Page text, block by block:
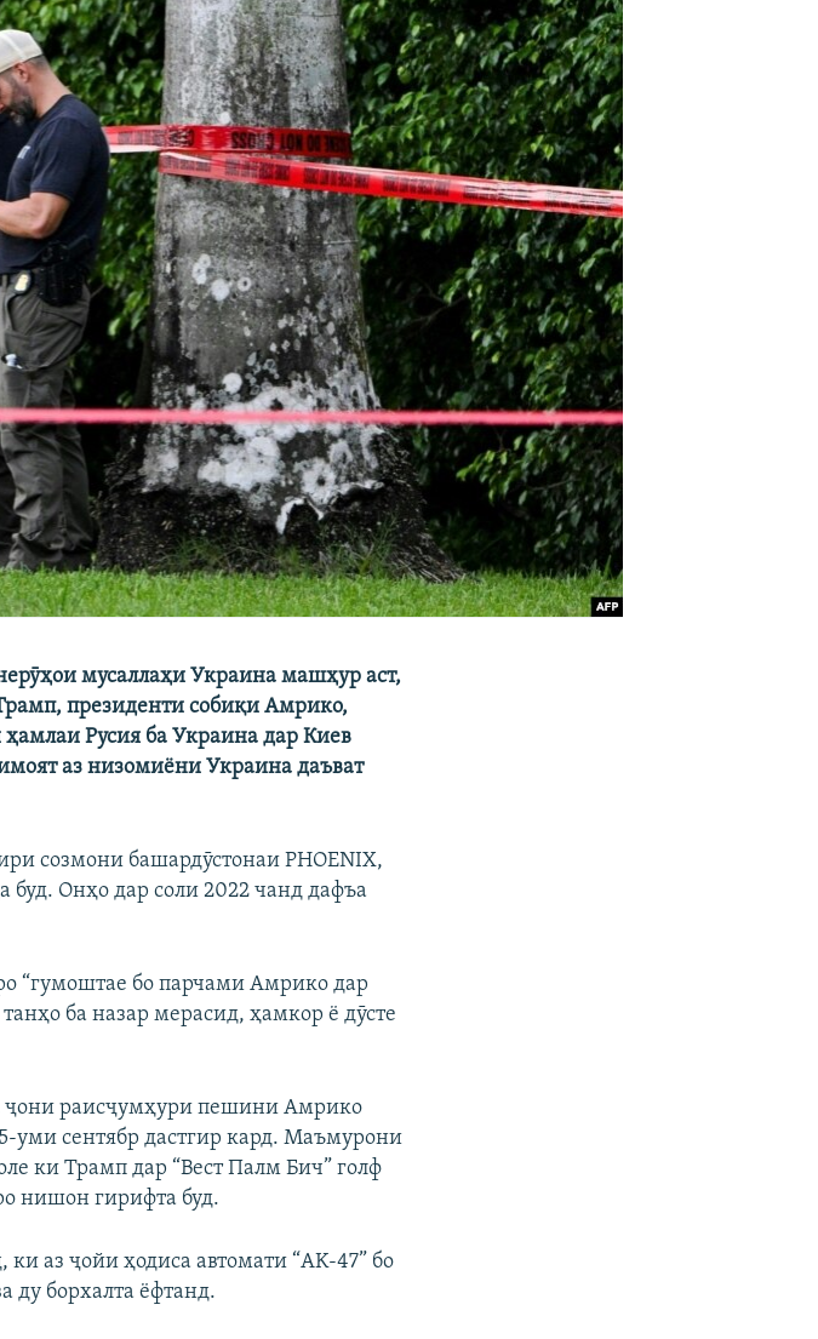
мусаллаҳи Украина машҳур аст,
президенти собиқи Амрико,
Русия ба Украина дар Киев
аз низомиёни Украина даъват
созмони башардӯстонаи PHOENIX,
буд. Онҳо дар соли 2022 чанд дафъа
“гумоштае бо парчами Амрико дар
ба назар мерасид, ҳамкор ё дӯсте
ҷони раисҷумҳури пешини Амрико
уми сентябр дастгир кард. Маъмурони
ки Трамп дар “Вест Палм Бич” голф
нишон гирифта буд.
аз ҷойи ҳодиса автомати “AK-47” бо
ду борхалта ёфтанд.